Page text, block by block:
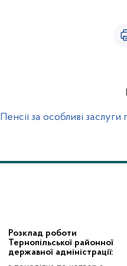
Пенсії за особливі
Розклад роботи
Тернопільської районної
державної адміністрації: